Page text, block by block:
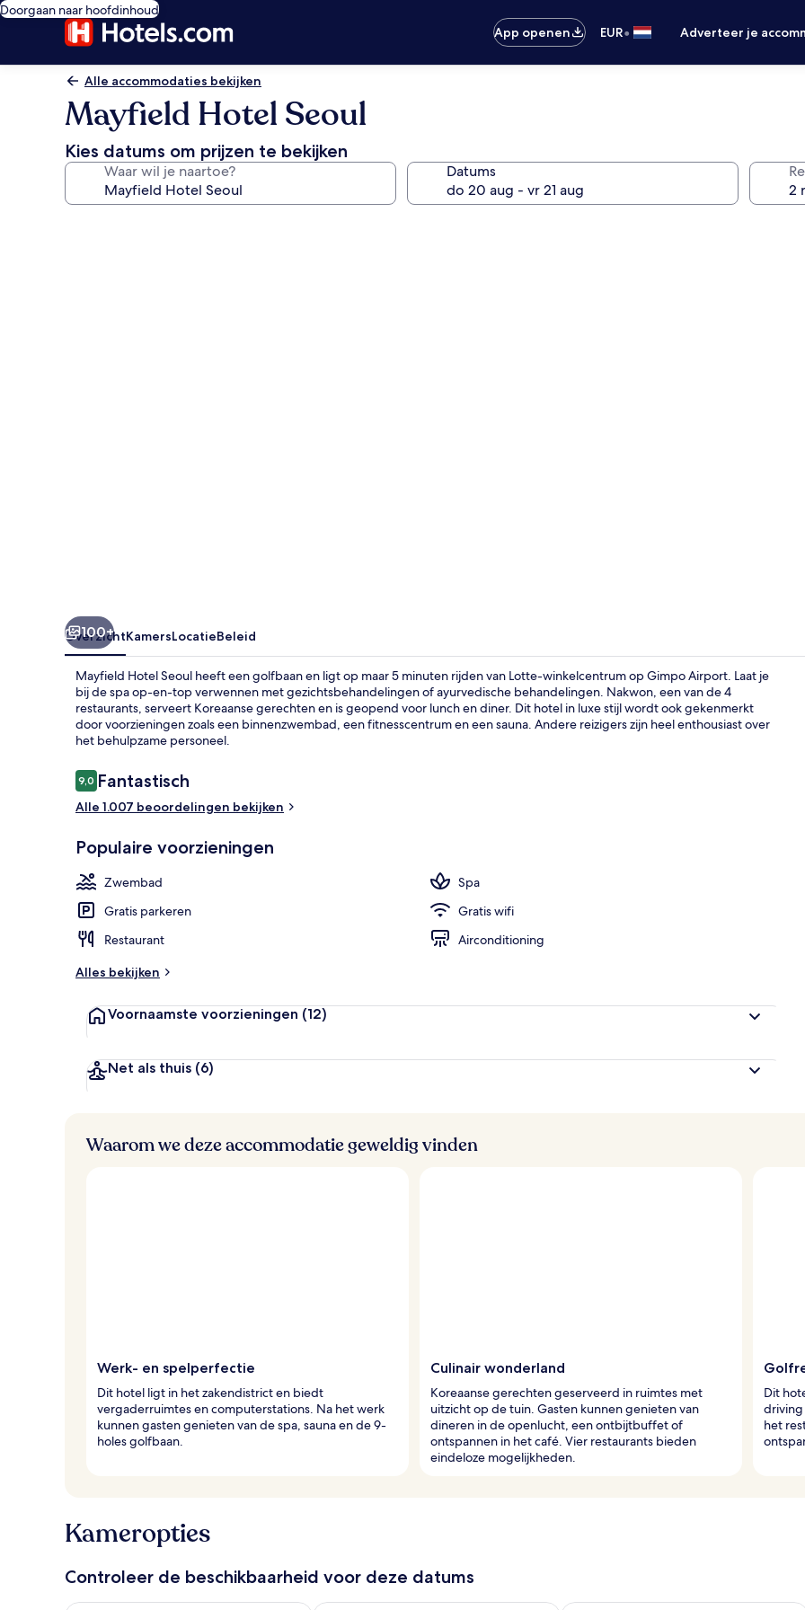
Doorgaan naar hoofdinhoud
App openen
EUR• Adverteer je
Alle accommodaties bekijken
Mayfield Hotel Seoul
Kies datums om prijzen te bekijken
Waar wil je naartoe? Datums
Standaard
100+
OverzichtKamersLocatieBeleid
Mayfield Hotel Seoul heeft een golfbaan en ligt op maar 5 minuten rijden van Lotte-winkelcentrum op Gimpo Airport. Laat je
bij de spa op-en-top verwennen met gezichtsbehandelingen of ayurvedische behandelingen. Nakwon, een van de 4
restaurants, serveert Koreaanse gerechten en is geopend voor lunch en diner. Dit hotel in luxe stijl wordt ook gekenmerkt
door voorzieningen zoals een binnenzwembad, een fitnesscentrum en een sauna. Andere reizigers zijn heel enthousiast over
het behulpzame personeel.
Beoordelingen
9,09,0 op 10 –
Fantastisch
Alle 1.007 beoordelingen bekijken
Populaire voorzieningen
Zwembad
Spa
Gratis parkeren
Gratis wifi
Restaurant
Airconditioning
Alles bekijken
Voornaamste voorzieningen (12)
Net als thuis (6)
Waarom we deze accommodatie geweldig vinden
Werk- en spelperfectie
Dit hotel ligt in het zakendistrict en biedt
vergaderruimtes en computerstations. Na het werk
kunnen gasten genieten van de spa, sauna en de 9-
holes golfbaan.
Culinair wonderland
Koreaanse gerechten geserveerd in ruimtes met
uitzicht op de tuin. Gasten kunnen genieten van
dineren in de openlucht, een ontbijtbuffet of
ontspannen in het café. Vier restaurants bieden
eindeloze mogelijkheden.
Dit
driving
het
Kameropties
Controleer de beschikbaarheid voor deze datums